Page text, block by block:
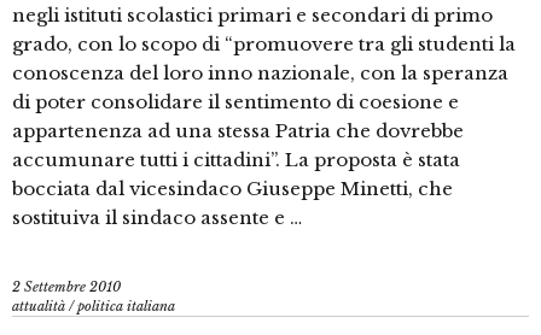
negli istituti scolastici primari e secondari di primo
grado, con lo scopo di “promuovere tra gli studenti la
conoscenza del loro inno nazionale, con la speranza
di poter consolidare il sentimento di coesione e
appartenenza ad una stessa Patria che dovrebbe
accumunare tutti i cittadini”. La proposta è stata
bocciata dal vicesindaco Giuseppe Minetti, che
sostituiva il sindaco assente e …
2 Settembre 2010
attualità /politica italiana